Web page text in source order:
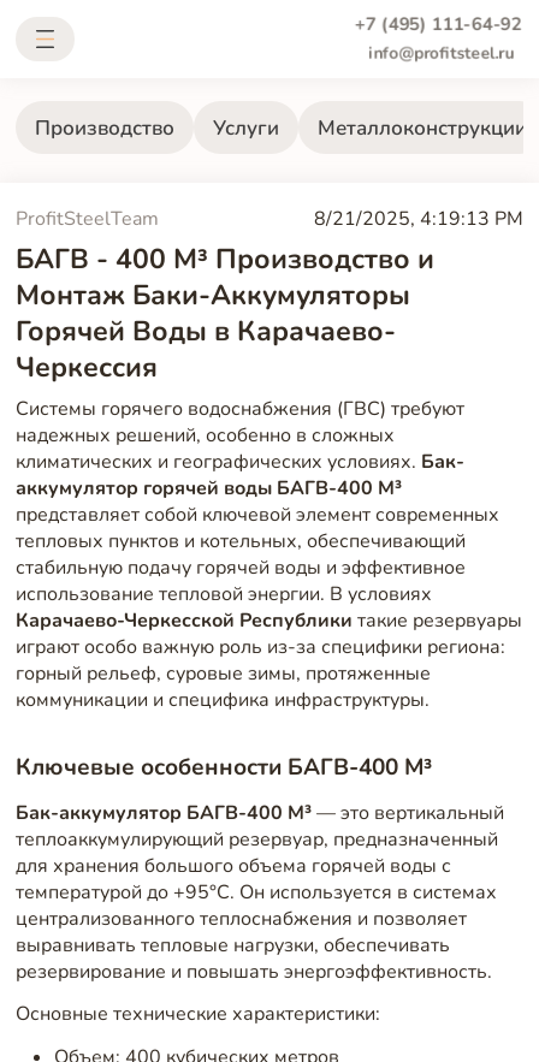
+7 (495) 111-64-92
info@profitsteel.ru
Производство Услуги Металлоконструкции
ProfitSteelTeam 8/21/2025, 4:19:13 PM
БАГВ - 400 М³ Производство и
Монтаж Баки-Аккумуляторы
Горячей Воды в Карачаево-
Черкессия
Системы горячего водоснабжения (ГВС) требуют
надежных решений, особенно в сложных
климатических и географических условиях. Бак-
аккумулятор горячей воды БАГВ-400 М³
представляет собой ключевой элемент современных
тепловых пунктов и котельных, обеспечивающий
стабильную подачу горячей воды и эффективное
использование тепловой энергии. В условиях
Карачаево-Черкесской Республики такие резервуары
играют особо важную роль из-за специфики региона:
горный рельеф, суровые зимы, протяженные
коммуникации и специфика инфраструктуры.
Ключевые особенности БАГВ-400 М³
Бак-аккумулятор БАГВ-400 М³— это вертикальный
теплоаккумулирующий резервуар, предназначенный
для хранения большого объема горячей воды с
температурой до +95°C. Он используется в системах
централизованного теплоснабжения и позволяет
выравнивать тепловые нагрузки, обеспечивать
резервирование и повышать энергоэффективность.
Основные технические характеристики: